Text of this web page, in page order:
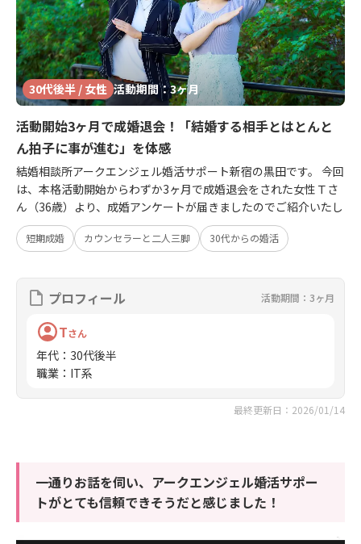
30代後半 / 女性 活動期間：3ヶ月
活動開始3ヶ月で成婚退会！「結婚する相手とはとんと
ん拍子に事が進む」を体感
結婚相談所アークエンジェル婚活サポート新宿の黒田です。 今回
は、本格活動開始からわずか3ヶ月で成婚退会をされた女性Ｔさ
ん（36歳）より、成婚アンケートが届きましたのでご紹介いたし
短期成婚 カウンセラーと二人三脚 30代からの婚活
プロフィール 活動期間：3ヶ月
Tさん
年代 ： 30代後半
職業 ： IT系
最終更新日：2026/01/14
一通りお話を伺い、アークエンジェル婚活サポー
トがとても信頼できそうだと感じました！